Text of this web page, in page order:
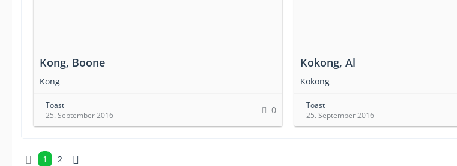
Kong, Boone
Kong
Toast
25. September 2016
0
Kokong, Al
Kokong
Toast
25. September 2016
1 2